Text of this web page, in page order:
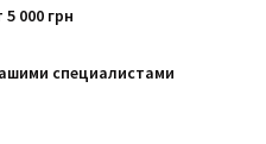
000 грн
специалистами